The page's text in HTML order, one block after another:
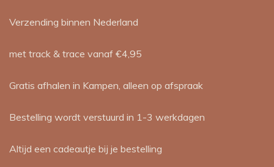
Verzending binnen Nederland
met track & trace vanaf €4,95
Gratis afhalen in Kampen, alleen op afspraak
Bestelling wordt verstuurd in 1-3 werkdagen
Altijd een cadeautje bij je bestelling